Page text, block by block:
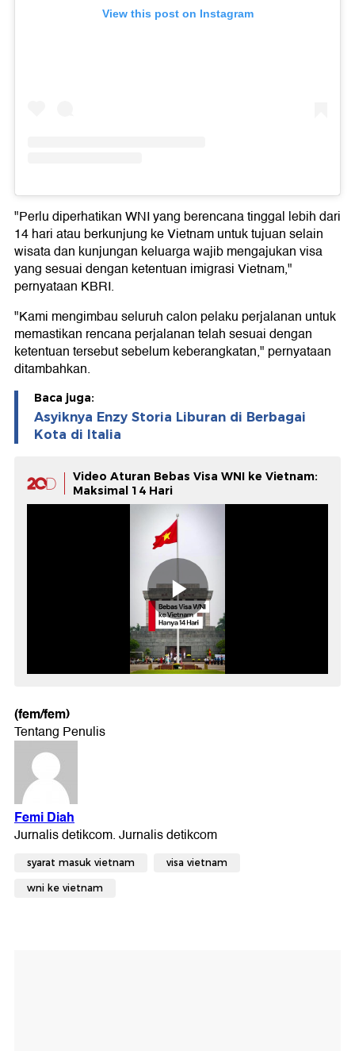
View this post on Instagram
"Perlu diperhatikan WNI yang berencana tinggal lebih dari
14 hari atau berkunjung ke Vietnam untuk tujuan selain
wisata dan kunjungan keluarga wajib mengajukan visa
yang sesuai dengan ketentuan imigrasi Vietnam,"
pernyataan KBRI.
"Kami mengimbau seluruh calon pelaku perjalanan untuk
memastikan rencana perjalanan telah sesuai dengan
ketentuan tersebut sebelum keberangkatan," pernyataan
ditambahkan.
Baca juga:
Asyiknya Enzy Storia Liburan di Berbagai
Kota di Italia
Video Aturan Bebas Visa WNI ke Vietnam:
Maksimal 14 Hari
(fem/fem)
syarat masuk vietnam visa vietnam
wni ke vietnam